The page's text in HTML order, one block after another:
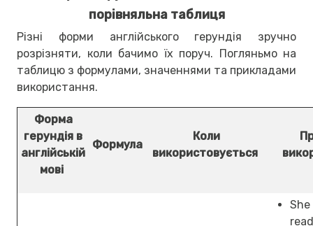
порівняльна таблиця
Різні форми англійського герундія зручно
розрізняти, коли бачимо їх поруч. Погляньмо на
таблицю з формулами, значеннями та прикладами
використання.
Форма
герундія в
англійській
мові
Формула
Коли
використовується